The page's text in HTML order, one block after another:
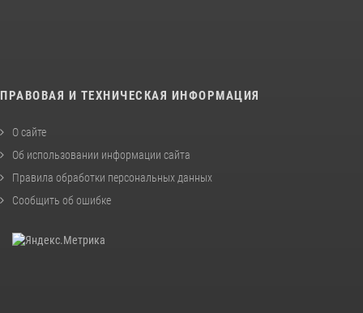
ПРАВОВАЯ И ТЕХНИЧЕСКАЯ ИНФОРМАЦИЯ
О сайте
Об использовании информации сайта
Правила обработки персональных данных
Сообщить об ошибке